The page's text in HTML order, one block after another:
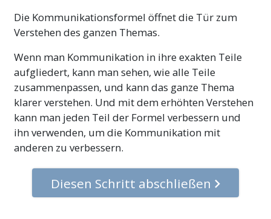
Die Kommunikationsformel öffnet die Tür zum
Verstehen des ganzen Themas.
Wenn man Kommunikation in ihre exakten Teile
aufgliedert, kann man sehen, wie alle Teile
zusammenpassen, und kann das ganze Thema
klarer verstehen. Und mit dem erhöhten Verstehen
kann man jeden Teil der Formel verbessern und
ihn verwenden, um die Kommunikation mit
anderen zu verbessern.
Diesen Schritt abschließen